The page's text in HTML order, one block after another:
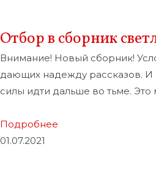
Отбор в сборник
Внимание! Новый сборник!
дающих надежду рассказов. И
силы идти дальше во тьме. Это
Подробнее
01.07.2021